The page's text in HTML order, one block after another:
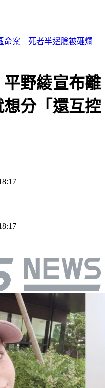
聯」 救起送醫仍不治
野綾宣布離
分「還互控